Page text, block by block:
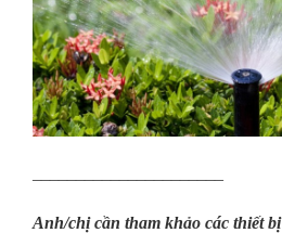
Anh/chị cần tham khảo các thiết